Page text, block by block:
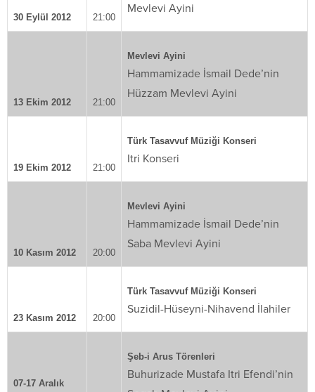
30 Eylül 2012 21:00
Mevlevi Ayini
13 Ekim 2012 21:00
Mevlevi Ayini
Hammamizade İsmail Dede’nin
Hüzzam Mevlevi Ayini
19 Ekim 2012 21:00
Türk Tasavvuf Müziği Konseri
Itri Konseri
10 Kasım 2012 20:00
Mevlevi Ayini
Hammamizade İsmail Dede’nin
Saba Mevlevi Ayini
23 Kasım 2012 20:00
Türk Tasavvuf Müziği Konseri
Suzidil-Hüseyni-Nihavend İlahiler
07-17 Aralık
Şeb-i Arus Törenleri
Buhurizade Mustafa Itri Efendi’nin